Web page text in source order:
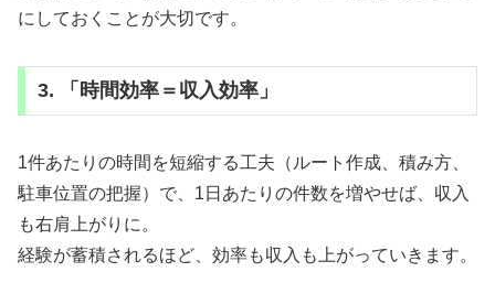
にしておくことが大切です。
3. 「時間効率＝収入効率」
1件あたりの時間を短縮する工夫（ルート作成、積み方、
駐車位置の把握）で、1日あたりの件数を増やせば、収入
も右肩上がりに。
経験が蓄積されるほど、効率も収入も上がっていきます。